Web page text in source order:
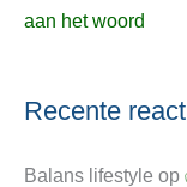
aan het woord
Recente
Balans lifestyle op